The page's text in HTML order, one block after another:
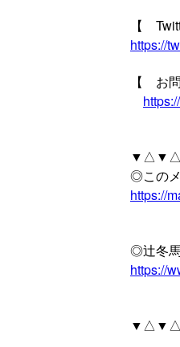
【
https://
【 お
◎この
https://
◎辻冬
https://